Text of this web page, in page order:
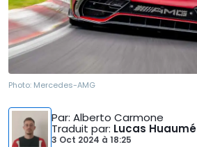
Photo: Mercedes-AMG
Par: Alberto Carmone
Traduit par: Lucas Huaumé
3 Oct 2024 à 18:25